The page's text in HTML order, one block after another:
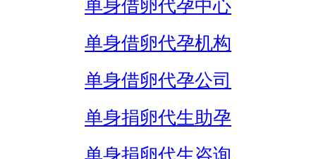
单身借卵代孕中心
单身借卵代孕机构
单身借卵代孕公司
单身捐卵代生助孕
单身捐卵代生咨询